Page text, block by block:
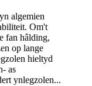
algemien
Om't
fan hâlding,
op lange
hieltyd
as
ynlegzolen...